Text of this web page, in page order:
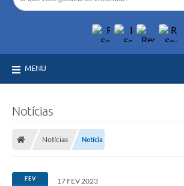
MENU
Notícias
Notícias Notícia
FEV 17 FEV 2023